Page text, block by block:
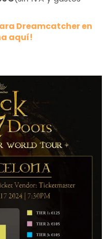
Dreamcatcher en
aquí!